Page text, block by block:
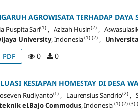
AGROWISATA TERHADAP DAYA
Puspita Sari(1) , Azizah Husin(2) ,
University, Indonesia (1) (2) ,
PDF 0 0
KESIAPAN HOMESTAY DI DESA
Rudiyanto(1) , Laurensius Sandrio(2) ,
eLBajo Commodus, Indonesia (1) (2) (3)